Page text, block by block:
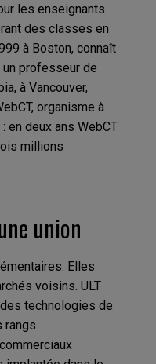
les enseignants
des classes en
à Boston, connaît
un professeur de
à Vancouver,
organisme à
en deux ans WebCT
millions
union
Elles
voisins. ULT
technologies de
rangs